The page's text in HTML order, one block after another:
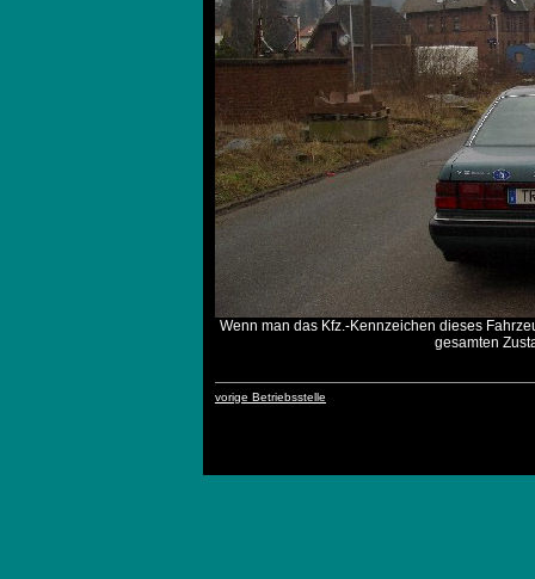
Wenn man das Kfz.-Kennzeichen dieses
gesamten
vorige Betriebsstelle